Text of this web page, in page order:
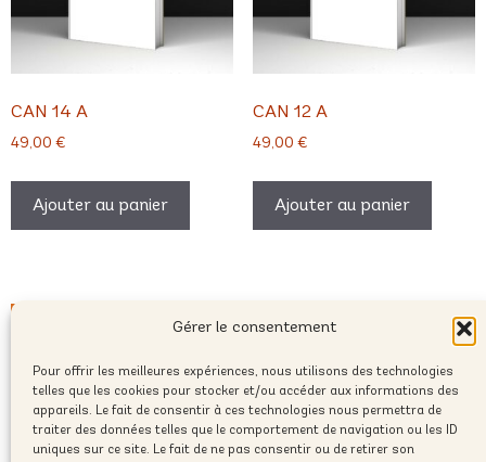
Gérer le consentement
Pour offrir les meilleures expériences, nous utilisons des technologies
telles que les cookies pour stocker et/ou accéder aux informations des
appareils. Le fait de consentir à ces technologies nous permettra de
traiter des données telles que le comportement de navigation ou les ID
uniques sur ce site. Le fait de ne pas consentir ou de retirer son
CAN 14 A
49,00 €
Ajouter au panier
CAN 12 A
49,00 €
Ajouter au panier